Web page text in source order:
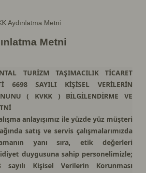
Aydınlatma Metni
Metni
TURİZM TAŞIMACILIK TİCARET
6698 SAYILI KİŞİSEL VERİLERİN
( KVKK ) BİLGİLENDİRME VE
anlayışımız ile yüzde yüz müşteri
satış ve servis çalışmalarımızda
yanı sıra, etik değerleri
duygusuna sahip personelimizle;
sayılı Kişisel Verilerin Korunması